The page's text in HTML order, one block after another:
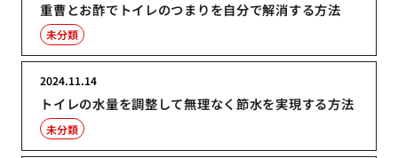
重曹とお酢でトイレのつまりを自分で解消する方法
未分類
トイレの水量を調整して無理なく節水を実現する方法
2024.11.14
未分類